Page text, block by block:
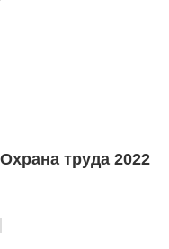
Охрана труда 2022